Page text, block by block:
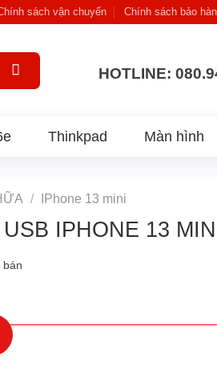
sách vận chuyển Chính sách bảo
HOTLINE:
Thinkpad Màn hình
/ IPhone 13 mini
IPHONE 13
bán